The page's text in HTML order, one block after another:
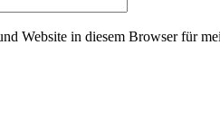
Website in diesem Browser für